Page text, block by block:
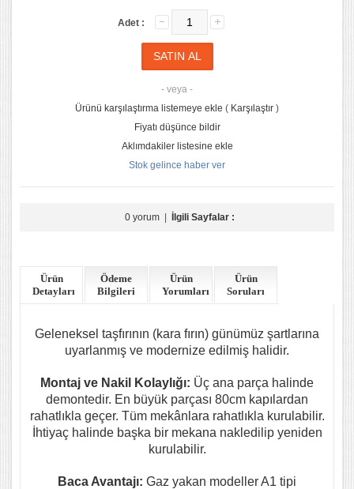
Adet :
- veya -
Ürünü karşılaştırma listemeye ekle ( Karşılaştır )
Fiyatı düşünce bildir
Aklımdakiler listesine ekle
Stok gelince haber ver
0 yorum| İlgili Sayfalar :
Ürün
Detayları
Ödeme
Bilgileri
Ürün
Yorumları
Ürün
Soruları
Geleneksel taşfırının (kara fırın) günümüz şartlarına
uyarlanmış ve modernize edilmiş halidir.
Montaj ve Nakil Kolaylığı: Üç ana parça halinde
demontedir. En büyük parçası 80cm kapılardan
rahatlıkla geçer. Tüm mekânlara rahatlıkla kurulabilir.
İhtiyaç halinde başka bir mekana nakledilip yeniden
kurulabilir.
Baca Avantajı: Gaz yakan modeller A1 tipi